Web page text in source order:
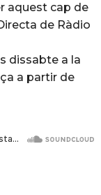
aquest cap de
de Ràdio
dissabte a la
a partir de